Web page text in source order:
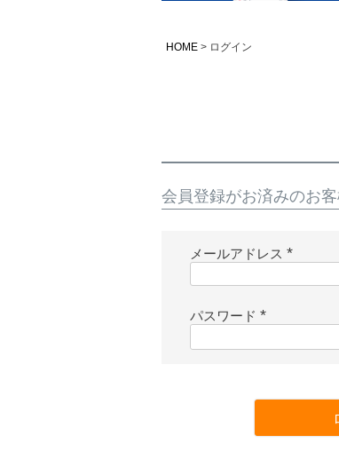
HOME ログイン
会員登録がお済みのお
メールアドレス
必
パスワード
必